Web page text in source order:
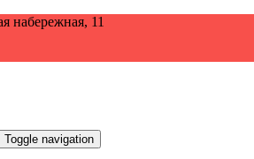
набережная, 11
Toggle navigation